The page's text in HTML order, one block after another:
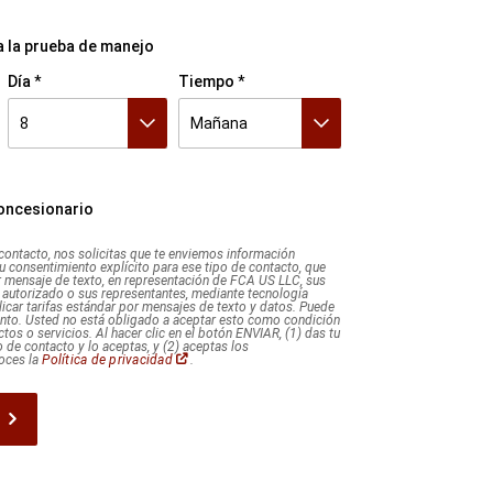
prueba de manejo
Día
8
8
9
10
11
12
13
14
15
16
17
18
19
20
21
22
23
24
25
26
27
28
29
30
31
Tiempo
Mañana
Mañana
Tarde
Noche
nos solicitas que te enviemos información
consentimiento explícito para ese tipo de contacto, que
de texto, en representación de FCA US LLC, sus
o sus representantes, mediante tecnología
tarifas estándar por mensajes de texto y datos. Puede
Usted no está obligado a aceptar esto como condición
o servicios. Al hacer clic en el botón ENVIAR, (1) das tu
de contacto y lo aceptas, y (2) aceptas los
laPolítica de privacidad(Abrir
.